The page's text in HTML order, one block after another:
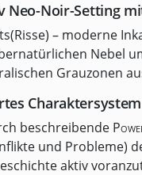
Neo-Noir-Setting
– moderne
Nebel
Grauzonen
Charaktersystem
beschreibende
und Probleme)
aktiv